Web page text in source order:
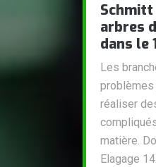
Schmitt
arbres
dans le
Les
problèmes
réaliser
matière.
Elagage